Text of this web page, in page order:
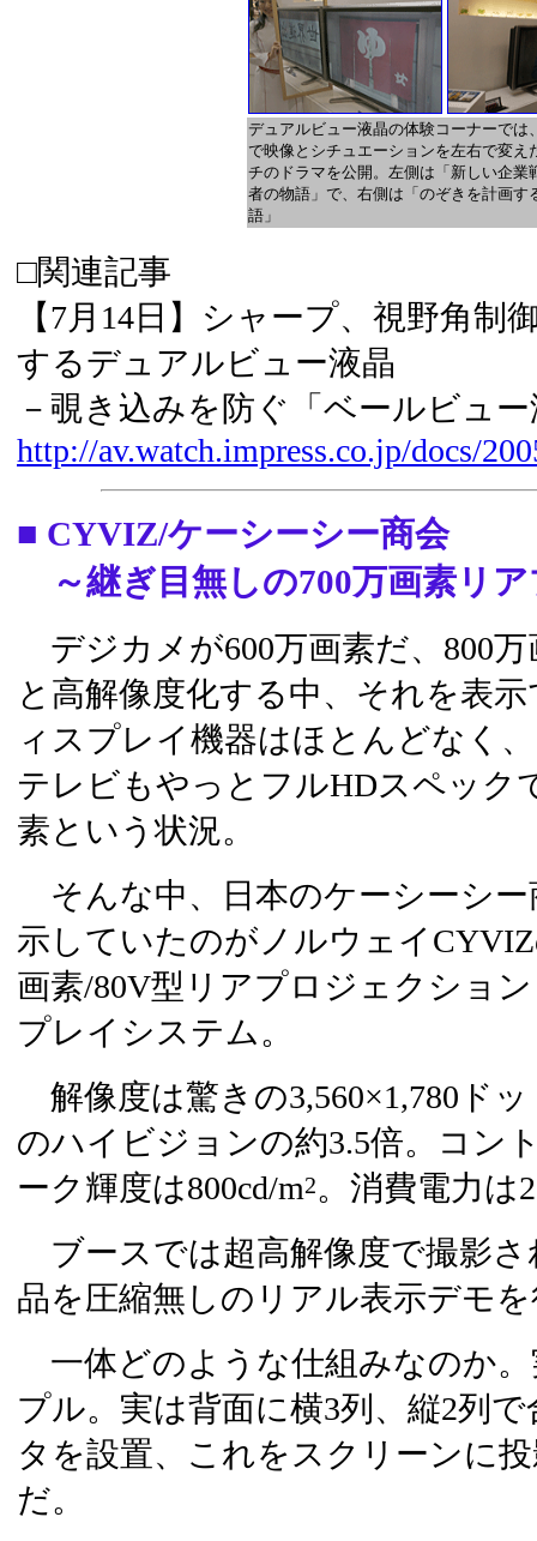
デュアルビュー液晶の体験コーナーでは
で映像とシチュエーションを左右で変え
チのドラマを公開。左側は「新しい企業
者の物語」で、右側は「のぞきを計画す
語」
□関連記事
【7月14日】シャープ、視野角制
するデュアルビュー液晶
－覗き込みを防ぐ「ベールビュ
http://av.watch.impress.co.jp/docs/
■ CYVIZ/ケーシーシー商会
～継ぎ目無しの700万画素リ
デジカメが600万画素だ、800万
と高解像度化する中、それを表
ィスプレイ機器はほとんどなく
テレビもやっとフルHDスペック
素という状況。
そんな中、日本のケーシーシー
示していたのがノルウェイ
画素/80V型リアプロジェクショ
プレイシステム。
解像度は驚きの3,560×1,780ド
のハイビジョンの約3.5倍。コン
ーク輝度は800cd/m2。消費電力は
ブースでは超高解像度で撮影さ
品を圧縮無しのリアル表示デモ
一体どのような仕組みなのか
プル。実は背面に横3列、縦2列
タを設置、これをスクリーンに
だ。